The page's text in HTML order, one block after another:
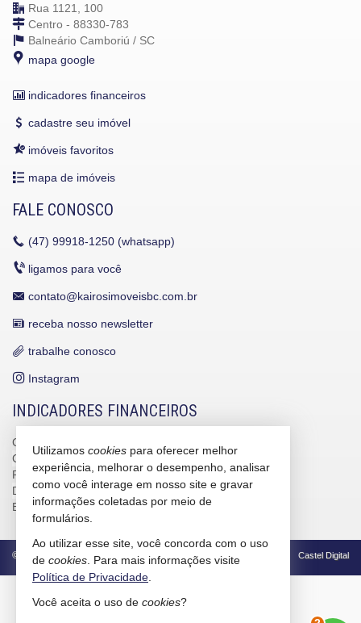
Rua 1121, 100
Centro - 88330-783
Balneário Camboriú / SC
mapa google
indicadores financeiros
cadastre seu imóvel
imóveis favoritos
mapa de imóveis
FALE CONOSCO
(47) 99918-1250 (whatsapp)
ligamos para você
contato@kairosimoveisbc.com.br
receba nosso newsletter
trabalhe conosco
Instagram
INDICADORES FINANCEIROS
CUB /
CUB /SCvariação
0,95%
Poupança
0,6738%
Dólar Comercial
R$ 5,12
Euro
R$ 5,91
© 2026 CRECI/SC 4586-J Política de Privacidade Castel Digital
Utilizamos cookies para oferecer melhor
experiência, melhorar o desempenho, analisar
como você interage em nosso site e gravar
informações coletadas por meio de
formulários.
Ao utilizar esse site, você concorda com o uso
de cookies . Para mais informações visite
Política de Privacidade
Você aceita o uso de cookies?